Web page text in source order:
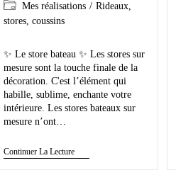
Mes réalisations / Rideaux,
stores, coussins
✨ Le store bateau ✨ Les stores sur
mesure sont la touche finale de la
décoration. C'est l’élément qui
habille, sublime, enchante votre
intérieure. Les stores bateaux sur
mesure n’ont…
Continuer La Lecture